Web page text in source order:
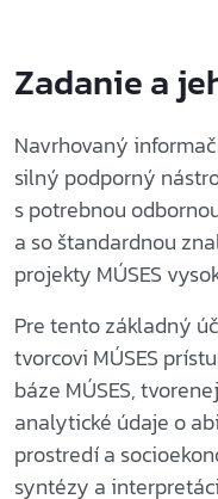
Zadanie a
Navrhovaný
silný podporný
s potrebnou
a so štandardnou
projekty MÚSES
Pre tento základný
tvorcovi MÚSES
báze MÚSES,
analytické údaje o
prostredí a
syntézy a